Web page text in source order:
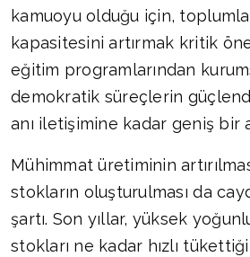
kamuoyu olduğu için,
kapasitesini artırmak kritik
eğitim programlarından
demokratik süreçlerin
anı iletişimine kadar geniş bir
Mühimmat üretiminin
stokların oluşturulması da
şartı. Son yıllar, yüksek
stokları ne kadar hızlı